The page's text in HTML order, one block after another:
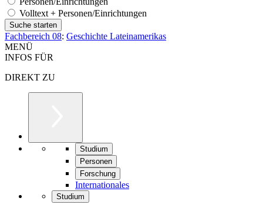
Volltext + Personen/Einrichtungen
Fachbereich 08: Geschichte Lateinamerikas
MENÜ
INFOS FÜR
DIREKT ZU
Studium
Personen
Forschung
Internationales
Studium